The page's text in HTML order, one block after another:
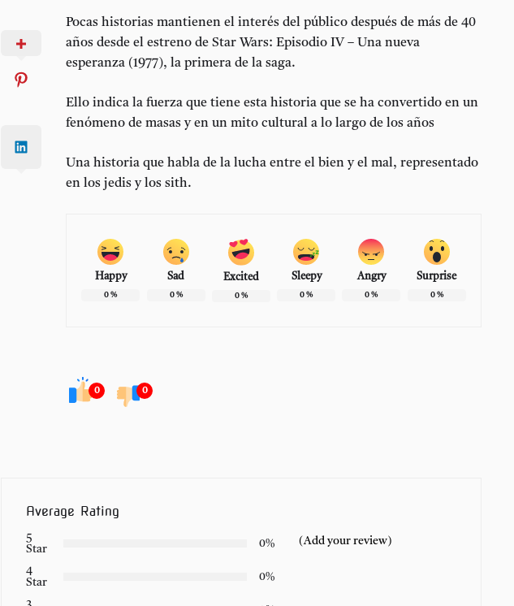
Pocas historias mantienen el interés del público después de más de 40
años desde el estreno de Star Wars: Episodio IV – Una nueva
esperanza (1977), la primera de la saga.
Ello indica la fuerza que tiene esta historia que se ha convertido en un
fenómeno de masas y en un mito cultural a lo largo de los años
Una historia que habla de la lucha entre el bien y el mal, representado
en los jedis y los sith.
Happy
0 %
Sad
0%
Excited
0%
Sleepy
0 %
Angry
0 %
Surprise
0%
0 0
Average Rating
5
Star
0%
4
Star
0%
(Add your review)